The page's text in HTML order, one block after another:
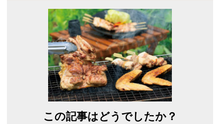
この記事はどうでしたか？